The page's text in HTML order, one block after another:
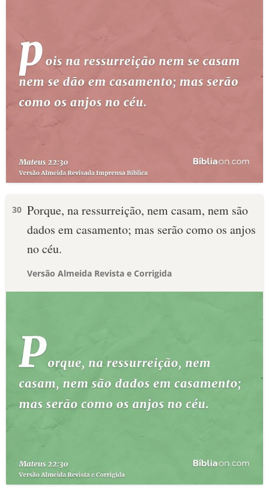
30 Porque, na ressurreição, nem casam, nem são
dados em casamento; mas serão como os anjos
no céu.
Versão Almeida Revista e Corrigida